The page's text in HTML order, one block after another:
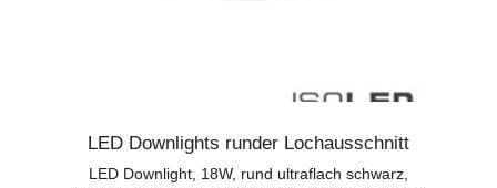
LED Downlights runder Lochausschnitt
LED Downlight, 18W, rund ultraflach schwarz,